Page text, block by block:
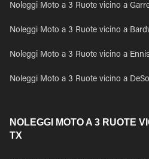
Noleggi Moto a 3 Ruote vicino a
Noleggi Moto a 3 Ruote vicino a
Noleggi Moto a 3 Ruote vicino a Ennis
Noleggi Moto a 3 Ruote vicino a
NOLEGGI MOTO A 3 RUOTE
TX